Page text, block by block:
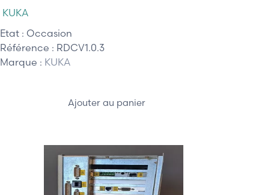
KUKA
Etat : Occasion
Référence : RDCV1.0.3
Marque : KUKA
Ajouter au panier